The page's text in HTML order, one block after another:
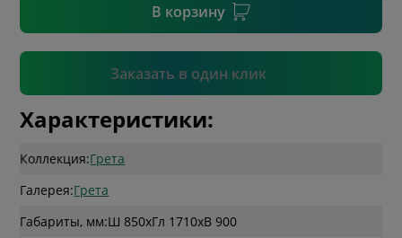
В корзину
Заказать в один клик
Подтвердить
Характеристики:
Коллекция:Грета
Галерея:Грета
Габариты, мм:Ш 850xГл 1710xВ 900